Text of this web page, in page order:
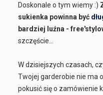
Doskonale o tym wiemy :)
sukienka powinna być
bardziej luźna -
szczęście...
W dzisiejszych czasach,
Twojej garderobie nie ma
pokusić się o zamówienie